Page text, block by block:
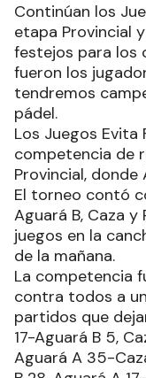
Continúan los
etapa Provincial
festejos para los
fueron los
tendremos
pádel.
Los Juegos
competencia de
Provincial, donde
El torneo contó
Aguará B, Caza
juegos en la
de la mañana.
La competencia
contra todos a
partidos que
17-Aguará B 5,
Aguará A 35-